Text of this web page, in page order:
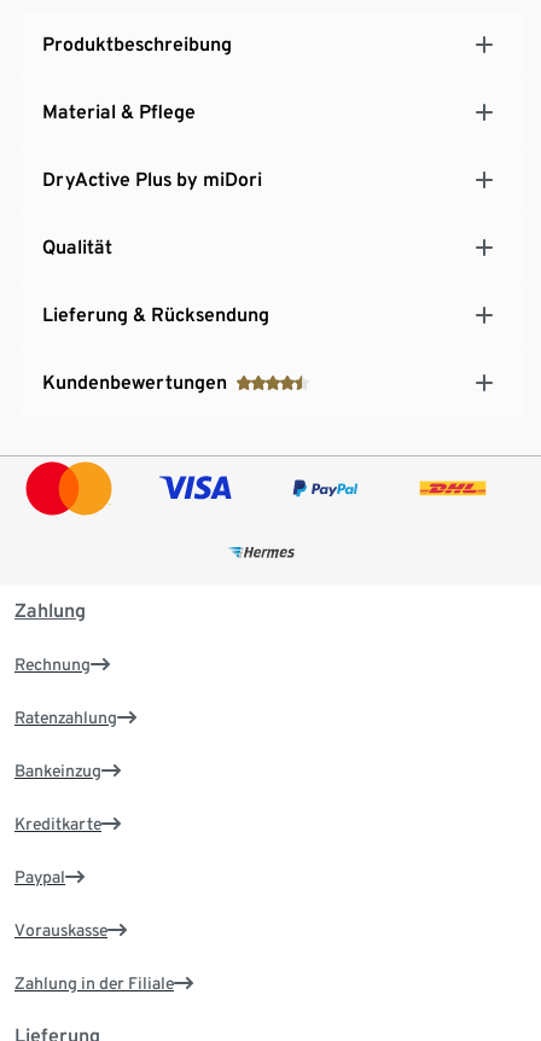
Produktbeschreibung
Material & Pflege
DryActive Plus by miDori
Qualität
Lieferung & Rücksendung
Kundenbewertungen
Zahlung
Rechnung
Ratenzahlung
Bankeinzug
Kreditkarte
Paypal
Vorauskasse
Zahlung in der Filiale
Lieferung